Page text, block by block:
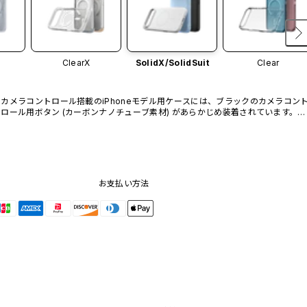
ClearX SolidX/SolidSuit Clear
カメラコントロール搭載のiPhoneモデル用ケースには、ブラックのカメラコン
ロール用ボタン (カーボンナノチューブ素材) があらかじめ装着されています。他
お支払い方法